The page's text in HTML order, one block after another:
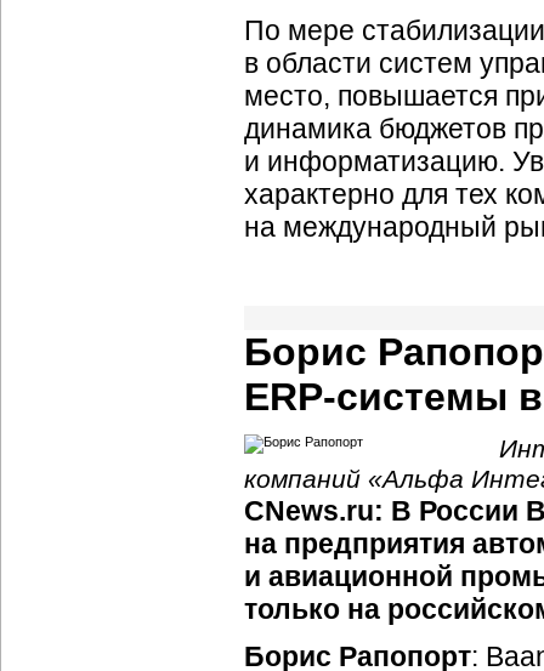
По мере
в области систем
место, повышается
динамика бюджетов
и информатизацию.
характерно для тех
на международный
Борис
ERP-системы
компаний «Альфа
CNews.ru: В России
на предприятия
и авиационной
только на
Борис Рапопорт: